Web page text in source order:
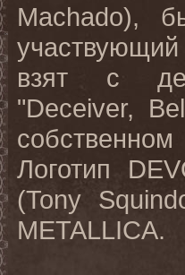
Machado),
взят с
"Deceiver,
Логотип
(Tony
METALLICA.